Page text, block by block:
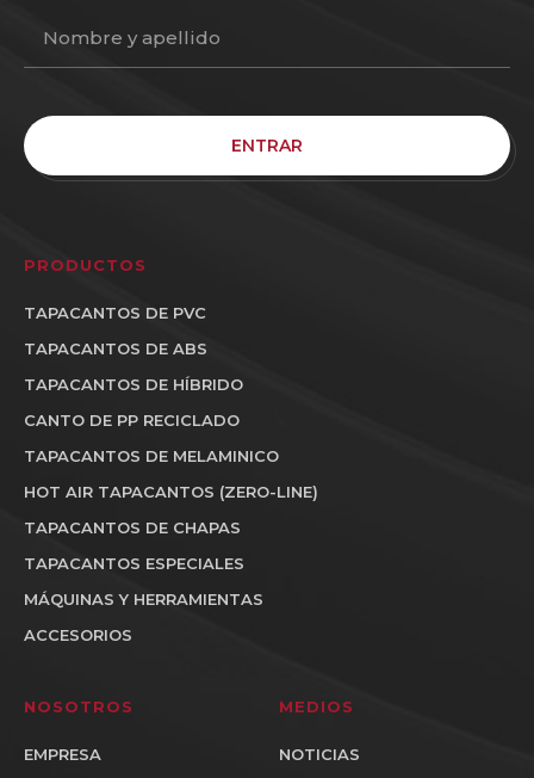
ENTRAR
PRODUCTOS
TAPACANTOS DE PVC
TAPACANTOS DE ABS
TAPACANTOS DE HÍBRIDO
CANTO DE PP RECICLADO
TAPACANTOS DE MELAMINICO
HOT AIR TAPACANTOS (ZERO-LINE)
TAPACANTOS DE CHAPAS
TAPACANTOS ESPECIALES
MÁQUINAS Y HERRAMIENTAS
ACCESORIOS
NOSOTROS
EMPRESA
MEDIOS
NOTICIAS